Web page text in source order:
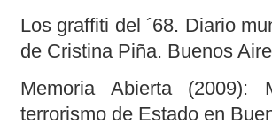
Los graffiti del ´68. Diario
de Cristina Piña. Buenos
Memoria Abierta
terrorismo de Estado en